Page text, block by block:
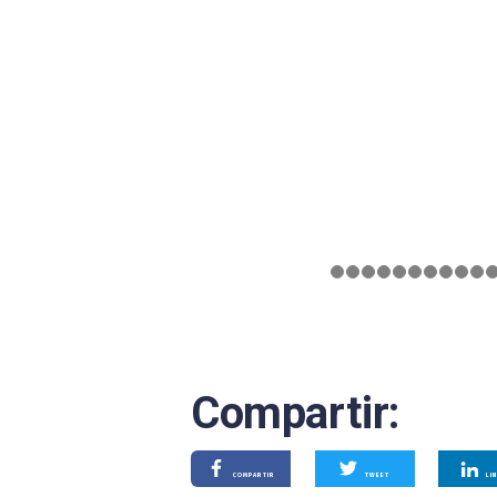
Compartir:
COMPARTIR TWEET